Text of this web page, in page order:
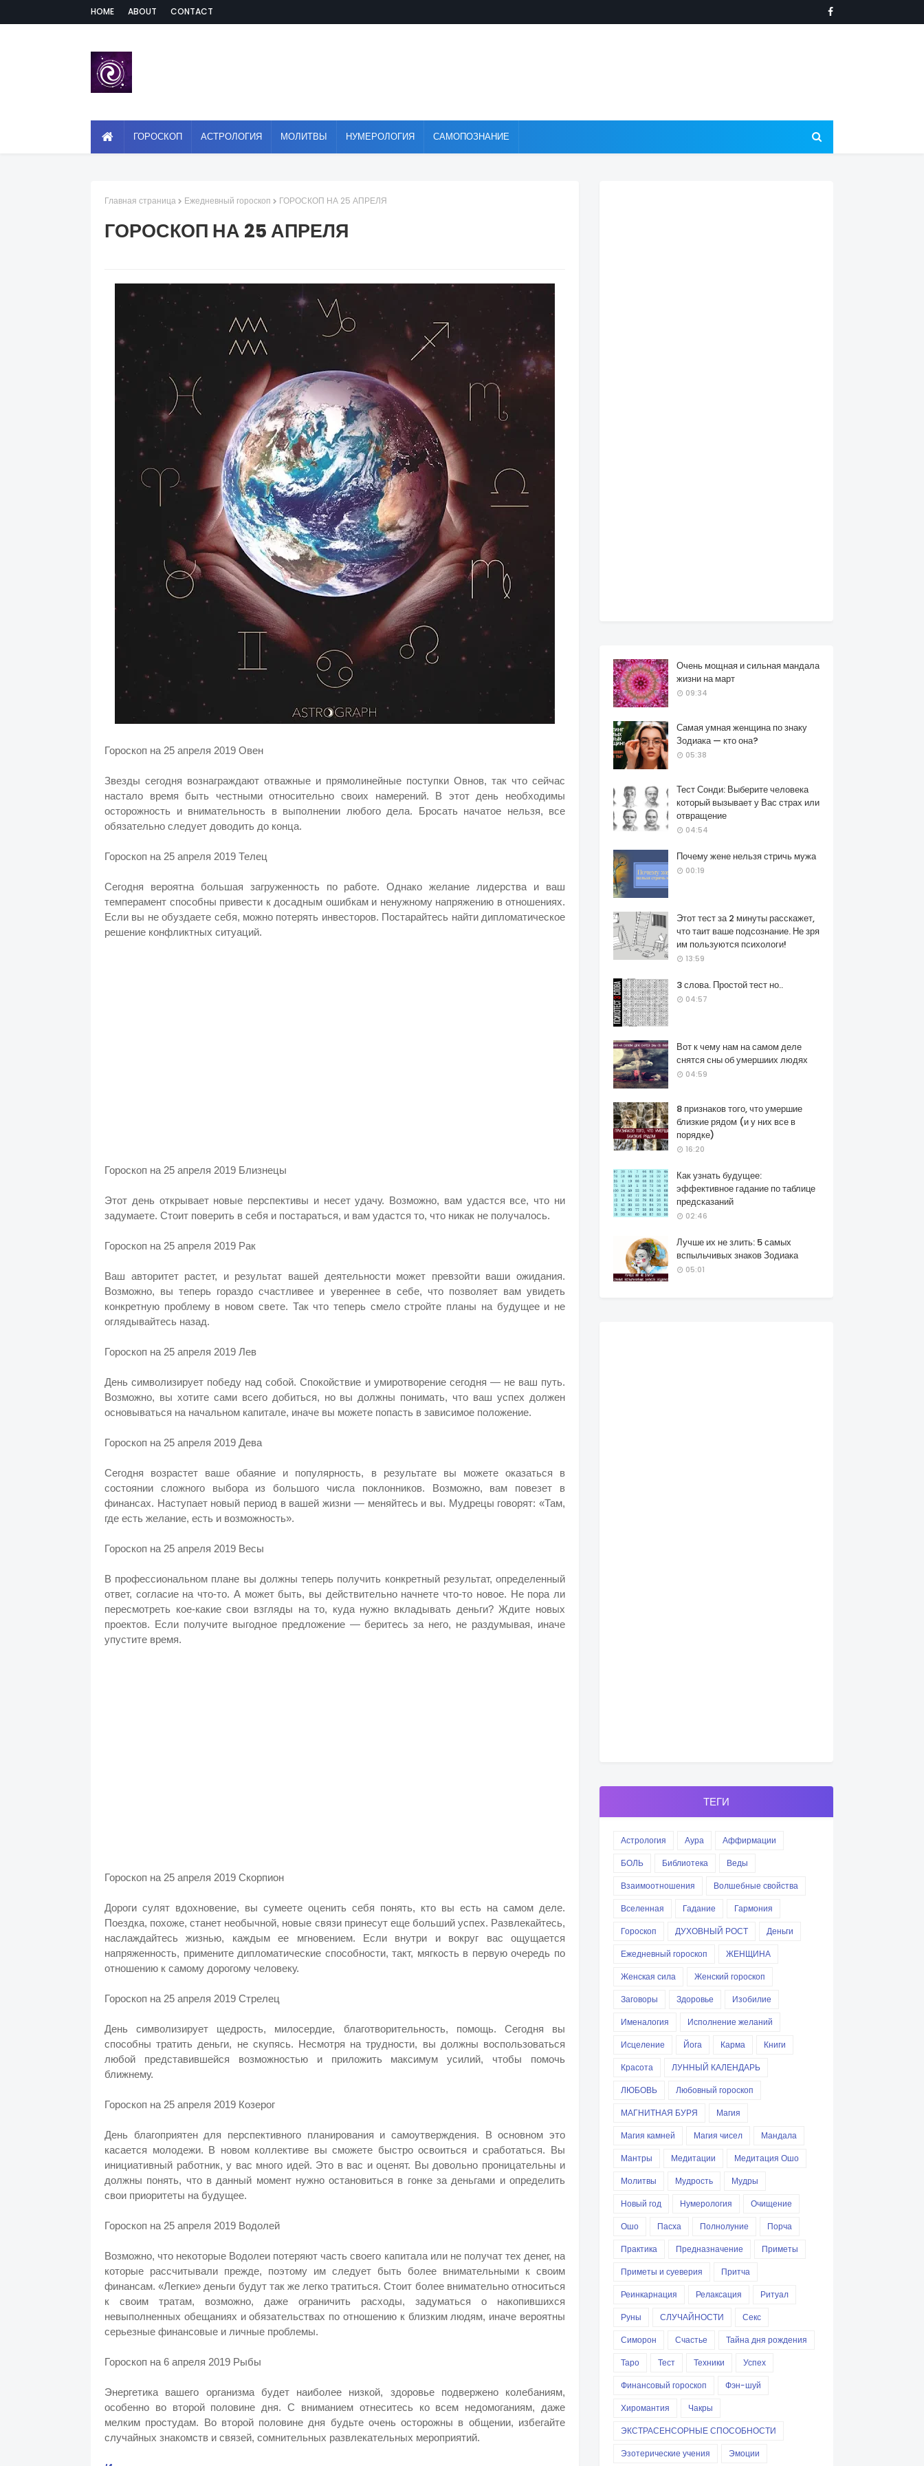
HOME ABOUT CONTACT
ГОРОСКОП АСТРОЛОГИЯ МОЛИТВЫ НУМЕРОЛОГИЯ САМОПОЗНАНИЕ
Главная страница Ежедневный гороскоп ГОРОСКОП НА 25 АПРЕЛЯ
ГОРОСКОП НА 25 АПРЕЛЯ
Гороскоп на 25 апреля 2019 Овен
Звезды сегодня вознаграждают отважные и прямолинейные поступки Овнов, так что сейчас
настало время быть честными относительно своих намерений. В этот день необходимы
осторожность и внимательность в выполнении любого дела. Бросать начатое нельзя, все
обязательно следует доводить до конца.
Гороскоп на 25 апреля 2019 Телец
Сегодня вероятна большая загруженность по работе. Однако желание лидерства и ваш
темперамент способны привести к досадным ошибкам и ненужному напряжению в отношениях.
Если вы не обуздаете себя, можно потерять инвесторов. Постарайтесь найти дипломатическое
решение конфликтных ситуаций.
Гороскоп на 25 апреля 2019 Близнецы
Этот день открывает новые перспективы и несет удачу. Возможно, вам удастся все, что ни
задумаете. Стоит поверить в себя и постараться, и вам удастся то, что никак не получалось.
Гороскоп на 25 апреля 2019 Рак
Ваш авторитет растет, и результат вашей деятельности может превзойти ваши ожидания.
Возможно, вы теперь гораздо счастливее и увереннее в себе, что позволяет вам увидеть
конкретную проблему в новом свете. Так что теперь смело стройте планы на будущее и не
оглядывайтесь назад.
Гороскоп на 25 апреля 2019 Лев
День символизирует победу над собой. Спокойствие и умиротворение сегодня — не ваш путь.
Возможно, вы хотите сами всего добиться, но вы должны понимать, что ваш успех должен
основываться на начальном капитале, иначе вы можете попасть в зависимое положение.
Гороскоп на 25 апреля 2019 Дева
Сегодня возрастет ваше обаяние и популярность, в результате вы можете оказаться в
состоянии сложного выбора из большого числа поклонников. Возможно, вам повезет в
финансах. Наступает новый период в вашей жизни — меняйтесь и вы. Мудрецы говорят: «Там,
где есть желание, есть и возможность».
Гороскоп на 25 апреля 2019 Весы
В профессиональном плане вы должны теперь получить конкретный результат, определенный
ответ, согласие на что-то. А может быть, вы действительно начнете что-то новое. Не пора ли
пересмотреть кое-какие свои взгляды на то, куда нужно вкладывать деньги? Ждите новых
проектов. Если получите выгодное предложение — беритесь за него, не раздумывая, иначе
упустите время.
Гороскоп на 25 апреля 2019 Скорпион
Дороги сулят вдохновение, вы сумеете оценить себя понять, кто вы есть на самом деле.
Поездка, похоже, станет необычной, новые связи принесут еще больший успех. Развлекайтесь,
наслаждайтесь жизнью, каждым ее мгновением. Если внутри и вокруг вас ощущается
напряженность, примените дипломатические способности, такт, мягкость в первую очередь по
отношению к самому дорогому человеку.
Гороскоп на 25 апреля 2019 Стрелец
День символизирует щедрость, милосердие, благотворительность, помощь. Сегодня вы
способны тратить деньги, не скупясь. Несмотря на трудности, вы должны воспользоваться
любой представившейся возможностью и приложить максимум усилий, чтобы помочь
ближнему.
Гороскоп на 25 апреля 2019 Козерог
День благоприятен для перспективного планирования и самоутверждения. В основном это
касается молодежи. В новом коллективе вы сможете быстро освоиться и сработаться. Вы
инициативный работник, у вас много идей. Это в вас и оценят. Вы довольно проницательны и
должны понять, что в данный момент нужно остановиться в гонке за деньгами и определить
свои приоритеты на будущее.
Гороскоп на 25 апреля 2019 Водолей
Возможно, что некоторые Водолеи потеряют часть своего капитала или не получат тех денег, на
которые рассчитывали прежде, поэтому им следует быть более внимательными к своим
финансам. «Легкие» деньги будут так же легко тратиться. Стоит более внимательно относиться
к своим тратам, возможно, даже ограничить расходы, задуматься о накопившихся
невыполненных обещаниях и обязательствах по отношению к близким людям, иначе вероятны
серьезные финансовые и личные проблемы.
Гороскоп на 6 апреля 2019 Рыбы
Энергетика вашего организма будет наиболее низкой, здоровье подвержено колебаниям,
особенно во второй половине дня. С вниманием отнеситесь ко всем недомоганиям, даже
мелким простудам. Во второй половине дня будьте очень осторожны в общении, избегайте
случайных знакомств и связей, сомнительных развлекательных мероприятий.
Очень мощная и сильная мандала
жизни на март
09:34
Самая умная женщина по знаку
Зодиака — кто она?
05:38
Тест Сонди: Выберите человека
который вызывает у Вас страх или
отвращение
04:54
Почему жене нельзя стричь мужа
00:19
Этот тест за 2 минуты расскажет,
что таит ваше подсознание. Не зря
им пользуются психологи!
13:59
3 слова. Простой тест но..
04:57
Вот к чему нам на самом деле
снятся сны об умершиих людях
04:59
8 признаков того, что умершие
близкие рядом (и у них все в
порядке)
16:20
Как узнать будущее:
эффективное гадание по таблице
предсказаний
02:46
Лучше их не злить: 5 самых
вспыльчивых знаков Зодиака
05:01
ТЕГИ
Астрология Аура
Аффирмации
БОЛЬ
Библиотека
Веды
Взаимоотношения
Волшебные свойства
Вселенная
Гадание
Гармония
Гороскоп
ДУХОВНЫЙ РОСТ
Деньги
Ежедневный гороскоп
ЖЕНЩИНА
Женская сила
Женский гороскоп
Заговоры
Здоровье
Изобилие
Именалогия
Исполнение желаний
Исцеление
Йога Карма
Книги
Красота
ЛУННЫЙ КАЛЕНДАРЬ
ЛЮБОВЬ
Любовный гороскоп
МАГНИТНАЯ БУРЯ
Магия
Магия камней
Магия чисел
Мандала
Мантры
Медитации
Медитация Ошо
Молитвы
Мудрость
Мудры
Новый год
Нумерология
Очищение
Ошо
Пасха Полнолуние
Порча
Практика
Предназначение
Приметы
Приметы и суеверия
Притча
Реинкарнация
Релаксация
Ритуал
Руны
СЛУЧАЙНОСТИ
Секс
Симорон
Счастье
Тайна дня рождения
Таро
Тест Техники
Успех
Финансовый гороскоп
Фэн-шуй
Хиромантия
Чакры
ЭКСТРАСЕНСОРНЫЕ СПОСОБНОСТИ
Эзотерические учения
Эмоции